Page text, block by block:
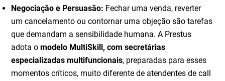
Negociação e Persuasão: Fechar uma venda, reverter
um cancelamento ou contornar uma objeção são tarefas
que demandam a sensibilidade humana. A Prestus
adota omodelo MultiSkill, com secretárias
especializadas multifuncionais, preparadas para esses
momentos críticos, muito diferente de atendentes de call